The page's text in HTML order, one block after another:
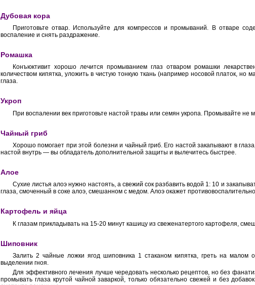
Дубовая кора
Приготовьте отвар. Используйте для компрессов и промываний. В отваре
воспаление и снять раздражение.
Ромашка
Конъюктивит хорошо лечится промыванием глаз отваром ромашки
количеством кипятка, уложить в чистую тонкую ткань (например носовой платок,
глаза.
Укроп
При воспалении век приготовьте настой травы или семян укропа. Промывайте не
Чайный гриб
Хорошо помогает при этой болезни и чайный гриб. Его настой закапывают в
настой внутрь — вы обладатель дополнительной защиты и вылечитесь быстрее.
Алое
Сухие листья алоэ нужно настоять, а свежий сок разбавить водой 1: 10 и
глаза, смоченный в соке алоэ, смешанном с медом. Алоэ окажет
Картофель и яйца
К глазам прикладывать на 15-20 минут кашицу из свеженатертого картофеля,
Шиповник
Залить 2 чайные ложки ягод шиповника 1 стаканом кипятка, греть на малом
выделении гноя.
Для эффективного лечения лучше чередовать несколько рецептов, но без
промывать глаза крутой чайной заваркой, только обязательно свежей и без